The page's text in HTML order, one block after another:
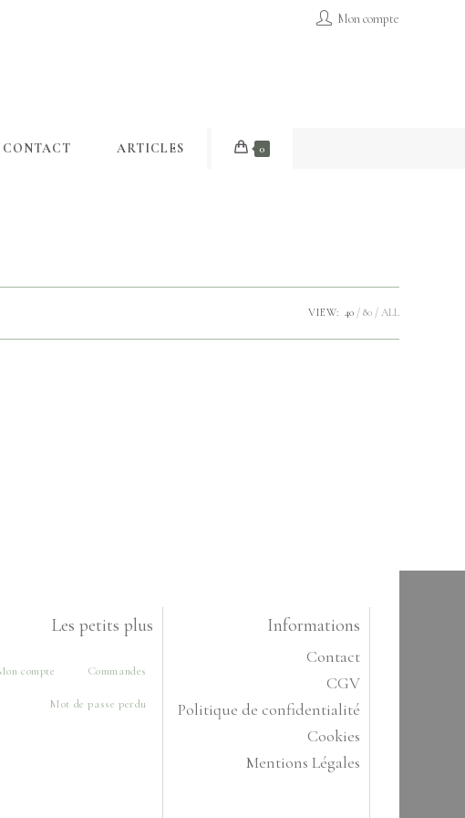
Mon compte
CONTACT ARTICLES 0
VIEW: 40 80 ALL
Les petits plus
compte Commandes
Mot de passe perdu
Informations
Contact
CGV
Politique de confidentialité
Cookies
Mentions Légales